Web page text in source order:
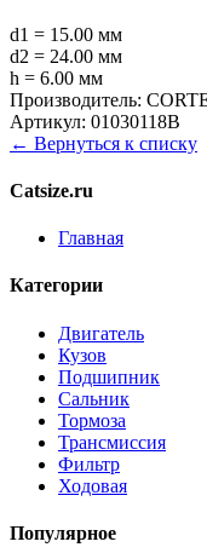
d1 = 15.00 мм
d2 = 24.00 мм
h = 6.00 мм
Производитель:
Артикул: 01030118B
← Вернуться к списку
Catsize.ru
Главная
Категории
Двигатель
Кузов
Подшипник
Сальник
Тормоза
Трансмиссия
Фильтр
Ходовая
Популярное